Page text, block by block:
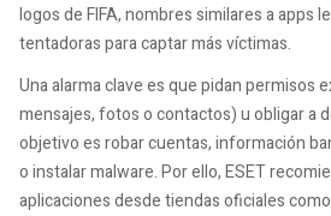
logos de FIFA, nombres similares a apps
tentadoras para captar más víctimas.
Una alarma clave es que pidan permisos
mensajes, fotos o contactos) u obligar a
objetivo es robar cuentas, información
o instalar malware. Por ello, ESET
aplicaciones desde tiendas oficiales